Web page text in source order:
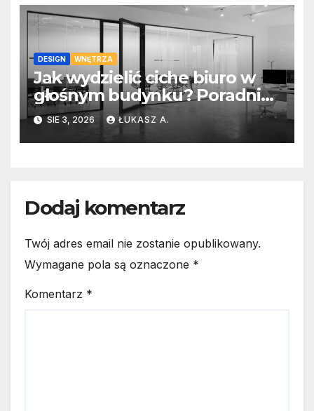
DESIGN WNĘTRZA
Jak wydzielić ciche biuro w
głośnym budynku? Poradnik
dla właściciela firmy
SIE 3, 2026 ŁUKASZ A.
Dodaj komentarz
Twój adres email nie zostanie opublikowany.
Wymagane pola są oznaczone *
Komentarz *